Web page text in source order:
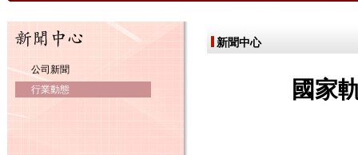
公司新聞
行業動態
新聞中心
國家